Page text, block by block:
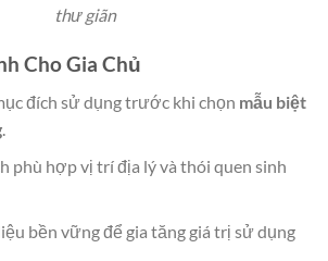
thư giãn
Cho Gia Chủ
đích sử dụng trước khi chọn mẫu biệt
.
phù hợp vị trí địa lý và thói quen sinh
bền vững để gia tăng giá trị sử dụng